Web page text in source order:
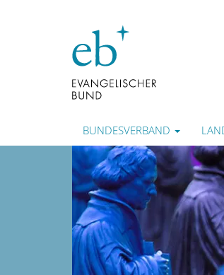
BUNDESVERBAND